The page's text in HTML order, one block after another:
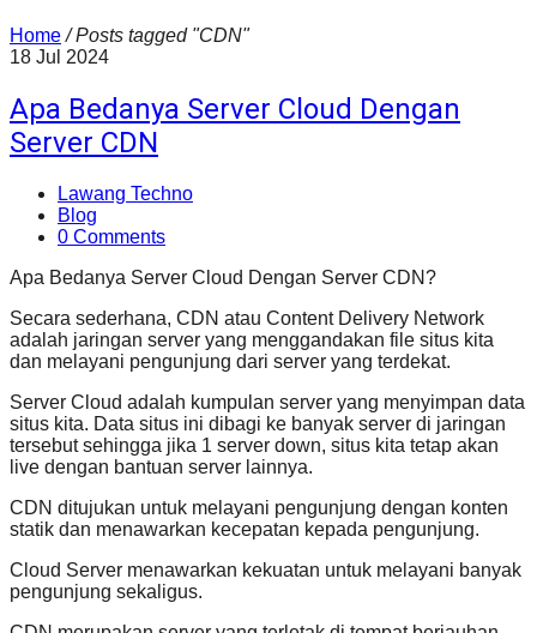
Home / Posts tagged "CDN"
18 Jul 2024
Apa Bedanya Server Cloud Dengan
Server CDN
Lawang Techno
Blog
0 Comments
Apa Bedanya Server Cloud Dengan Server CDN?
Secara sederhana, CDN atau Content Delivery Network
adalah jaringan server yang menggandakan file situs kita
dan melayani pengunjung dari server yang terdekat.
Server Cloud adalah kumpulan server yang menyimpan data
situs kita. Data situs ini dibagi ke banyak server di jaringan
tersebut sehingga jika 1 server down, situs kita tetap akan
live dengan bantuan server lainnya.
CDN ditujukan untuk melayani pengunjung dengan konten
statik dan menawarkan kecepatan kepada pengunjung.
Cloud Server menawarkan kekuatan untuk melayani banyak
pengunjung sekaligus.